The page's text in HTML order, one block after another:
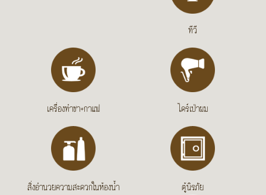
ทีวี
เครื่องทำชา+กาแฟ ไดร์เป่าผม
สิ่งอำนวยความสะดวกในห้องน้ำ ตู้นิรภัย